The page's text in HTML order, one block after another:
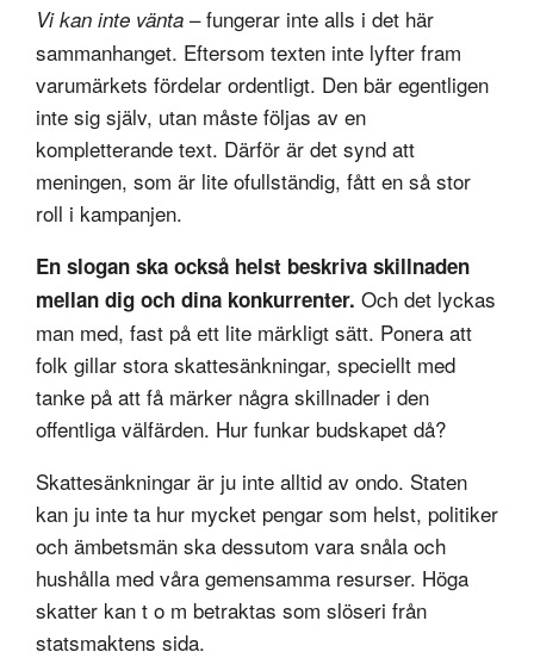
Vi kan inte vänta – fungerar inte alls i det här
sammanhanget. Eftersom texten inte lyfter fram
varumärkets fördelar ordentligt. Den bär egentligen
inte sig själv, utan måste följas av en
kompletterande text. Därför är det synd att
meningen, som är lite ofullständig, fått en så stor
roll i kampanjen.
En slogan ska också helst beskriva skillnaden
mellan dig och dina konkurrenter. Och det lyckas
man med, fast på ett lite märkligt sätt. Ponera att
folk gillar stora skattesänkningar, speciellt med
tanke på att få märker några skillnader i den
offentliga välfärden. Hur funkar budskapet då?
Skattesänkningar är ju inte alltid av ondo. Staten
kan ju inte ta hur mycket pengar som helst, politiker
och ämbetsmän ska dessutom vara snåla och
hushålla med våra gemensamma resurser. Höga
skatter kan t o m betraktas som slöseri från
statsmaktens sida.